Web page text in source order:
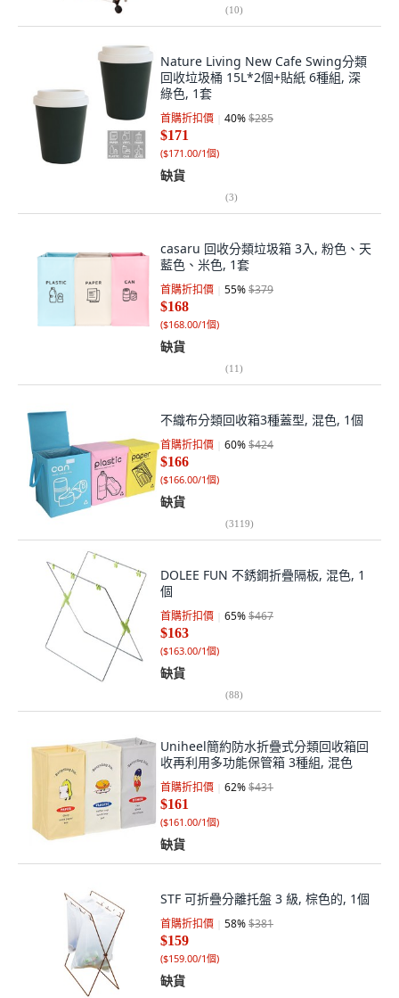
(10)
Nature Living New Cafe Swing分類
回收垃圾桶 15L*2個+貼紙 6種組, 深
綠色, 1套
首購折扣價 40%$285
$171
($171.00/1個)
缺貨
(3)
casaru 回收分類垃圾箱 3入, 粉色、天
藍色、米色, 1套
首購折扣價 55%$379
$168
($168.00/1個)
缺貨
(11)
不織布分類回收箱3種蓋型, 混色, 1個
首購折扣價 60%$424
$166
($166.00/1個)
缺貨
(3119)
DOLEE FUN 不銹鋼折疊隔板, 混色, 1
個
首購折扣價 65%$467
$163
($163.00/1個)
缺貨
(88)
Uniheel簡約防水折疊式分類回收箱回
收再利用多功能保管箱 3種組, 混色
首購折扣價 62%$431
$161
($161.00/1個)
缺貨
STF 可折疊分離托盤 3 級, 棕色的, 1個
首購折扣價 58%$381
$159
($159.00/1個)
缺貨